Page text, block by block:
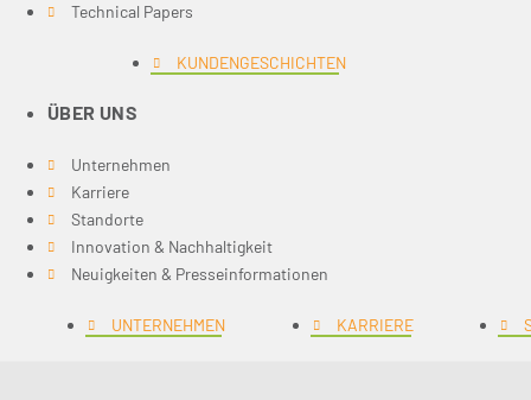
Technical Papers
KUNDENGESCHICHTEN
ÜBER UNS
Unternehmen
Karriere
Standorte
Innovation & Nachhaltigkeit
Neuigkeiten & Presseinformationen
UNTERNEHMEN KARRIERE